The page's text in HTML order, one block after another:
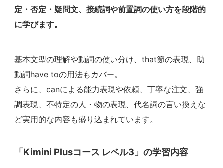
定・否定・疑問文、接続詞や前置詞の使い方を段階的
に学びます。
基本文型の理解や動詞の使い分け、that節の表現、助
動詞have toの用法もカバー。
さらに、canによる能力表現や依頼、丁寧な注文、強
調表現、不特定の人・物の表現、代名詞の言い換えな
ど実用的な内容も盛り込まれています。
「Kimini Plusコース レベル3」の学習内容